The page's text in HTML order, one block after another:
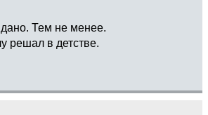
Тем не менее.
решал в детстве.